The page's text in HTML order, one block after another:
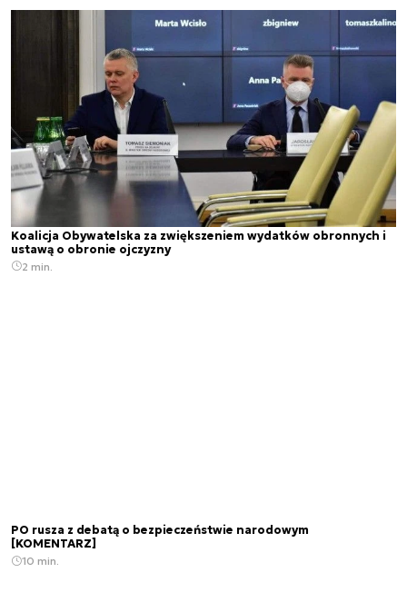
Koalicja Obywatelska za zwiększeniem wydatków obronnych i
ustawą o obronie ojczyzny
2 min.
PO rusza z debatą o bezpieczeństwie narodowym
[KOMENTARZ]
10 min.